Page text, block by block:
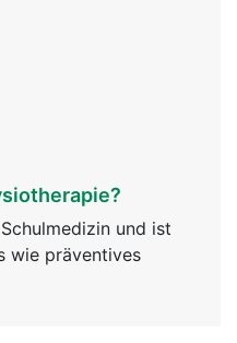
und ist
wie präventives